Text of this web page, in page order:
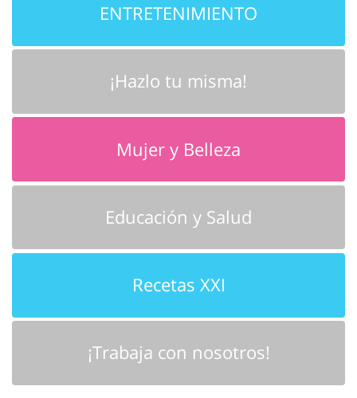
ENTRETENIMIENTO
¡Hazlo tu misma!
Mujer y Belleza
Educación y Salud
Recetas XXI
¡Trabaja con nosotros!